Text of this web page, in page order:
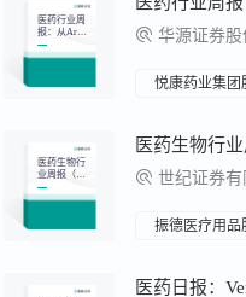
医药行业周
报：从Arro
whead管线
看小核酸发
华源证券股份
悦康药业集团
医药生物行
业周报（11
月第2
周）：地方
世纪证券
振德医疗用品